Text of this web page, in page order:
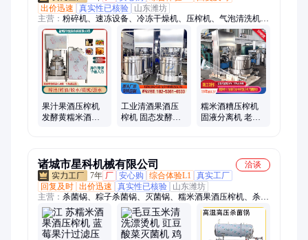
出价迅速
真实性已核验
山东潍坊
主营： 粉碎机、速冻设备、冷冻干燥机、压榨机、气泡清洗机、
毛刷清洗机、真空预冷机
果汁果酒压榨机
发酵黄糯米酒酒
工业清酒果酒压
榨机 固态发酵糖
糯米酒糟压榨机
固液分离机 老酒
诸城市星科机械有限公司
洽谈
7年 厂 安心购 综合体验L1 真实工厂
回复及时 出价迅速 真实性已核验
山东潍坊
主营： 杀菌锅、粽子杀菌锅、灭菌锅、糯米酒果酒压榨机、杀菌
釜、粽子加工流水线、鸡爪重量分选线、玉米加工设备、海参加
工设备、解冻流水线、清洗流水线、解冻机、清洗机、高压蒸煮
锅、蒸煮机和漂烫生产流水线、粽叶清洗机、行星炒锅、夹层